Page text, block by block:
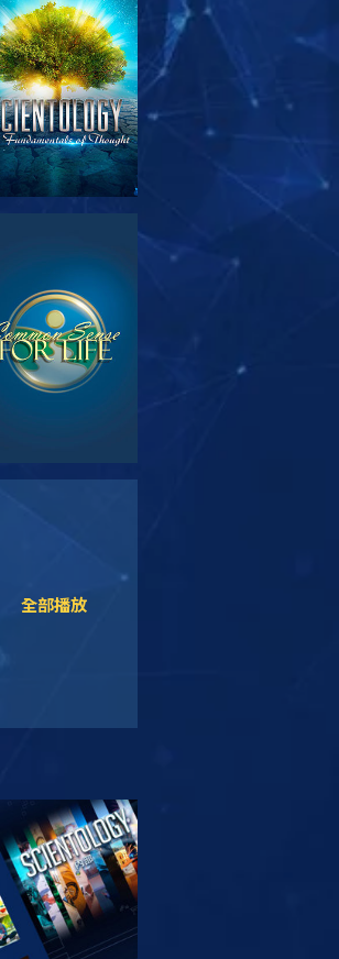
觀看
全部播放